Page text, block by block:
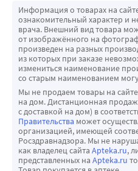
повреждающего действия
повышает адаптационные
условиях воздействия
(стресс, загрязнение
Цинк - входит в состав
различных биохимических
процессы регенерации
улучшает защитную
Цинк способствует
дефицит которого может
сумеречного зрения и
защитными
Информация о товарах на
ознакомительный характер и
врача. Внешний вид товара
от изображённого на
произведен на разных
из которых при заказе
измениться наименование
со старым наименованием
Мы не продаем товары на
на дом. Дистанционная
с доставкой на дом) в
Правительства может
организацией, имеющей
Росздравнадзора. Мы не
как владелец сайта Apteka.ru,
представленных на Apteka.ru